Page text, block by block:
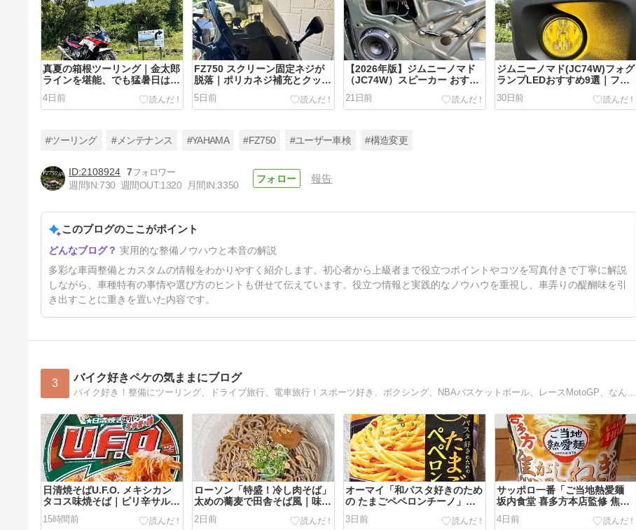
真夏の箱根ツーリング｜金太郎
ラインを堪能、でも猛暑日はほ
どほどに！
4日前
FZ750 スクリーン固定ネジが
脱落｜ポリカネジ補充とクッシ
ョンテープで異音対策
5日前
【2026年版】ジムニーノマド
（JC74W）スピーカー おすす
め7選｜16cmが最適解
21日前
ジムニーノマド(JC74W)フォグ
ランプLEDおすすめ9選｜ファ
ンレス・角度調整で選ぶ切替/
白/イエロー
30日前
ォグランプ 交換｜PIAA
LEH192（2500Kイエロー）角
度調整も解説
32日前
#ツーリング #メンテナンス #YAHAMA #FZ750 #ユーザー車検 #構造変更
2108924 7
週間IN:730 週間OUT:1320 月間IN:3350
報告
このブログのここがポイント
実用的な整備ノウハウと本音の解説
多彩な車両整備とカスタムの情報をわかりやすく紹介します。初心者から上級者まで役立つポイントやコツを写真付きで丁寧に解説
しながら、車種特有の事情や選び方のヒントも併せて伝えています。役立つ情報と実践的なノウハウを重視し、車弄りの醍醐味を引
き出すことに重きを置いた内容です。
3 バイク好きペケの気ままにブログ
日清焼そばU.F.O. メキシカン
タコス味焼そば｜ピリ辛サルサ
ソース
15時間前
ローソン「特盛！冷し肉そば」
太めの蕎麦で田舎そば風｜味付
のいい豚肉
2日前
オーマイ「和パスタ好きのため
の たまごペペロンチーノ」卵
とペペロンチーノが見事にマリ
アージュ
3日前
サッポロ一番「ご当地熱愛麺
坂内食堂 喜多方本店監修 焦が
し風ねぎ油中華そば」喜多方ラ
ーメン
4日前